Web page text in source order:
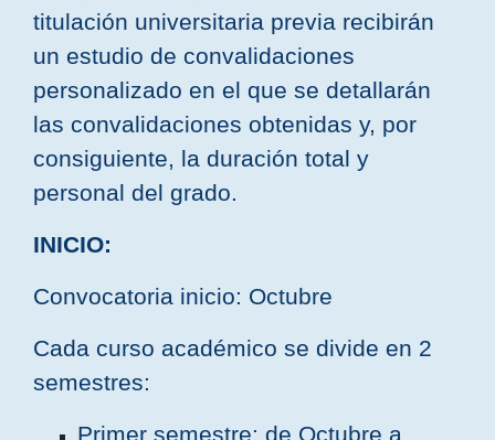
titulación universitaria previa recibirán
un estudio de convalidaciones
personalizado en el que se detallarán
las convalidaciones obtenidas y, por
consiguiente, la duración total y
personal del grado.
INICIO:
Convocatoria inicio: Octubre
Cada curso académico se divide en 2
semestres:
Primer semestre: de Octubre a